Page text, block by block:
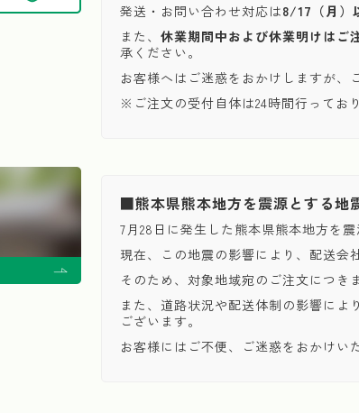
発送・お問い合わせ対応は8/17（月）
また、 休業期間中および休業明けはご
承ください。
お客様へはご迷惑をおかけしますが、
※ご注文の受付自体は24時間行っており
■熊本県熊本地方を震源とする地
7月28日に発生した熊本県熊本地方を
現在、この地震の影響により、配送会
そのため、対象地域宛のご注文につき
また、道路状況や配送体制の影響に
ございます。
お客様にはご不便、ご迷惑をおかけい